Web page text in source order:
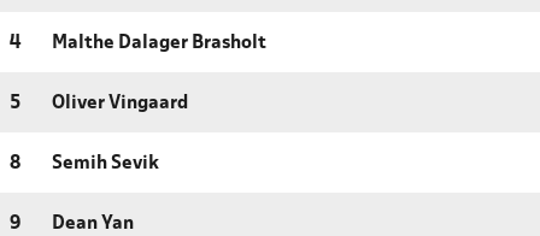
4 Malthe Dalager Brasholt
5 Oliver Vingaard
8 Semih Sevik
9 Dean Yan